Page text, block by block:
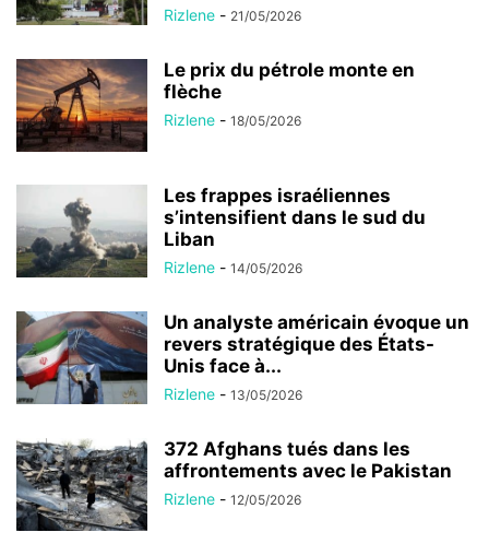
Rizlene - 21/05/2026
Le prix du pétrole monte en
flèche
Rizlene - 18/05/2026
Les frappes israéliennes
s’intensifient dans le sud du
Liban
Rizlene - 14/05/2026
Un analyste américain évoque un
revers stratégique des États-
Unis face à...
Rizlene - 13/05/2026
372 Afghans tués dans les
affrontements avec le Pakistan
Rizlene - 12/05/2026